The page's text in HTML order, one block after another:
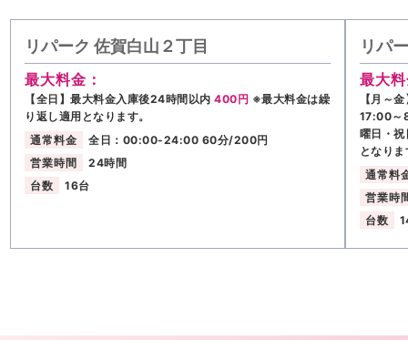
リパーク 佐賀白山２丁目
最大料金：
【全日】最大料金入庫後24時間以内400円 ※最大料金は繰
り返し適用となります。
通常料金
全日：00:00-24:00 60分/200円
営業時間
24時間
台数
16台
リパ
最大
【月～
17:00～
曜日・
となりま
通常料
営業時
台数